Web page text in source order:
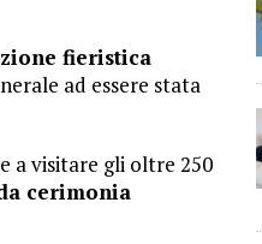
fieristica
ad essere stata
a visitare gli oltre 250
cerimonia